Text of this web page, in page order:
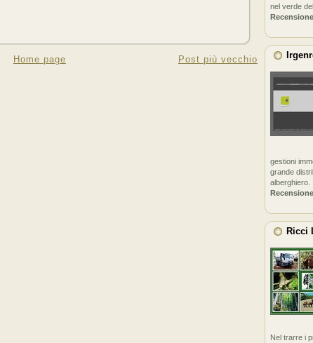
Post più vecchio
Home page
nel verde
Recensione
gestioni
grande
alberghiero.
Recensione
Ricci
Nel trarre i